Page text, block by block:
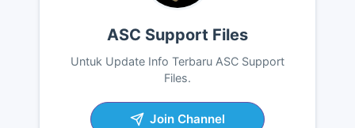
ASC Support Files
Untuk Update Info Terbaru ASC Support
Files.
Join Channel